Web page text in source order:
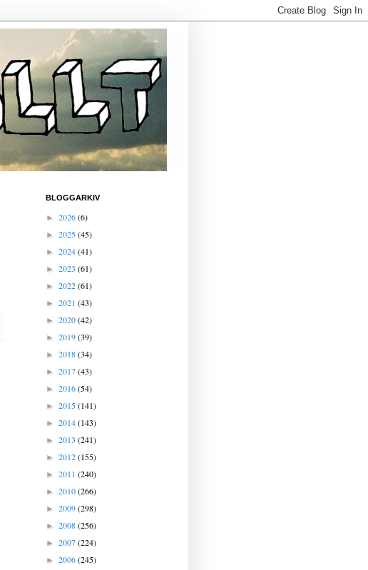
BLOGGARKIV
► 2026(6)
► 2025(45)
► 2024(41)
► 2023 (61)
► 2022(61)
► 2021 (43)
► 2020(42)
► 2019(39)
► 2018(34)
► 2017(43)
► 2016(54)
► 2015(141)
► 2014(143)
► 2013 (241)
► 2012(155)
► 2011 (240)
► 2010(266)
► 2009(298)
► 2008(256)
► 2007(224)
► 2006(245)